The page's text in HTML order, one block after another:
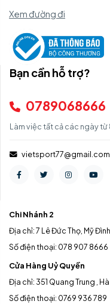
Xem đường đi
Bạn cần hỗ trợ?
0789068666
Làm việc tất cả các ngày từ
vietsport77@gmail.com
Chi Nhánh 2
Địa chỉ: 7 Lê Đức Thọ, Mỹ
Số điện thoại: 078 907 8666
Cửa Hàng Uỷ Quyền
Địa chỉ: 351 Quang Trung ,
Số điện thoại: 0769 936 789